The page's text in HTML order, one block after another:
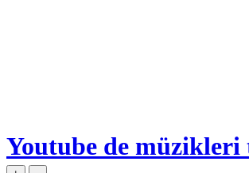
Youtube de